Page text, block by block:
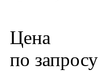
Цена
по запросу